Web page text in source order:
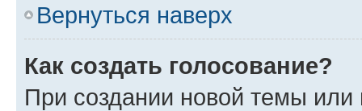
Вернуться наверх
Как создать голосование?
При создании новой темы или